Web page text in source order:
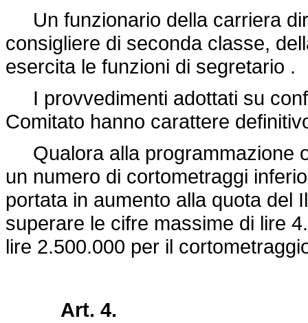
Un funzionario della carriera
consigliere di seconda classe,
esercita le funzioni di segretario .
I provvedimenti adottati su
Comitato hanno carattere
Qualora alla programmazione
un numero di cortometraggi
portata in aumento alla quota del
superare le cifre massime di lire
lire 2.500.000 per il
Art. 4.